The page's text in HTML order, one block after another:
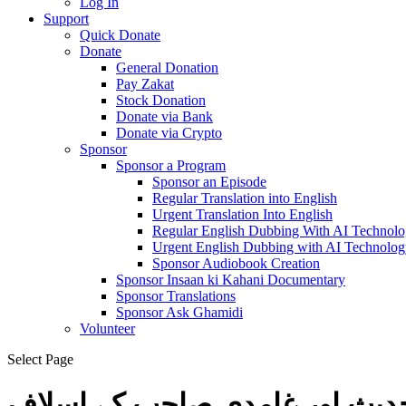
Support
Quick Donate
Donate
General Donation
Pay Zakat
Stock Donation
Donate via Bank
Donate via Crypto
Sponsor
Sponsor a Program
Sponsor an Episode
Regular Translation into English
Urgent Translation Into English
Regular English Dubbing With AI
Urgent English Dubbing with AI
Sponsor Audiobook Creation
Sponsor Insaan ki Kahani Documentary
Sponsor Translations
Sponsor Ask Ghamidi
Volunteer
Select Page